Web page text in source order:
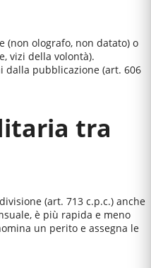
(non olografo, non datato) o
vizi della volontà).
dalla pubblicazione (art. 606
tra
(art. 713 c.p.c.) anche
è più rapida e meno
un perito e assegna le